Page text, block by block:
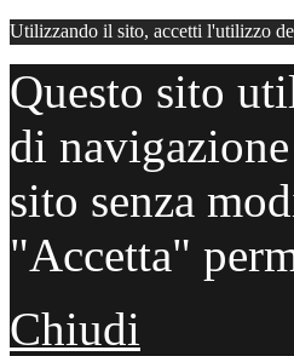
Utilizzando il sito, accetti l'utilizzo
Questo sito
di
sito senza
"Accetta"
Chiudi